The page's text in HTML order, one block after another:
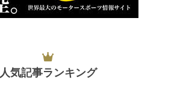
人気記事ランキング